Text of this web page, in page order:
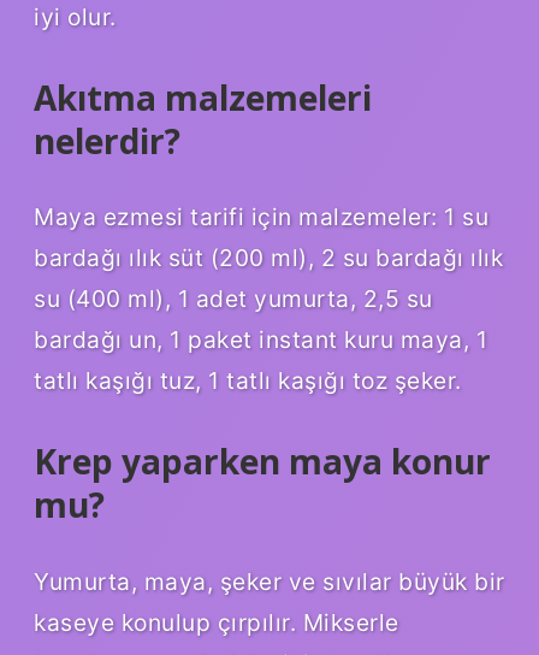
iyi olur.
Akıtma malzemeleri
nelerdir?
Maya ezmesi tarifi için malzemeler: 1 su
bardağı ılık süt (200 ml), 2 su bardağı ılık
su (400 ml), 1 adet yumurta, 2,5 su
bardağı un, 1 paket instant kuru maya, 1
tatlı kaşığı tuz, 1 tatlı kaşığı toz şeker.
Krep yaparken maya konur
mu?
Yumurta, maya, şeker ve sıvılar büyük bir
kaseye konulup çırpılır. Mikserle